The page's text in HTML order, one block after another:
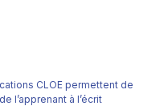
CLOE permettent de
l’apprenant à l’écrit